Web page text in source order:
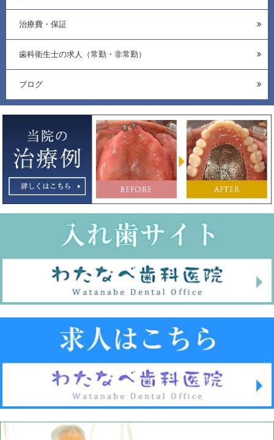
治療費・保証
歯科衛生士の求人（常勤・非常勤）
ブログ